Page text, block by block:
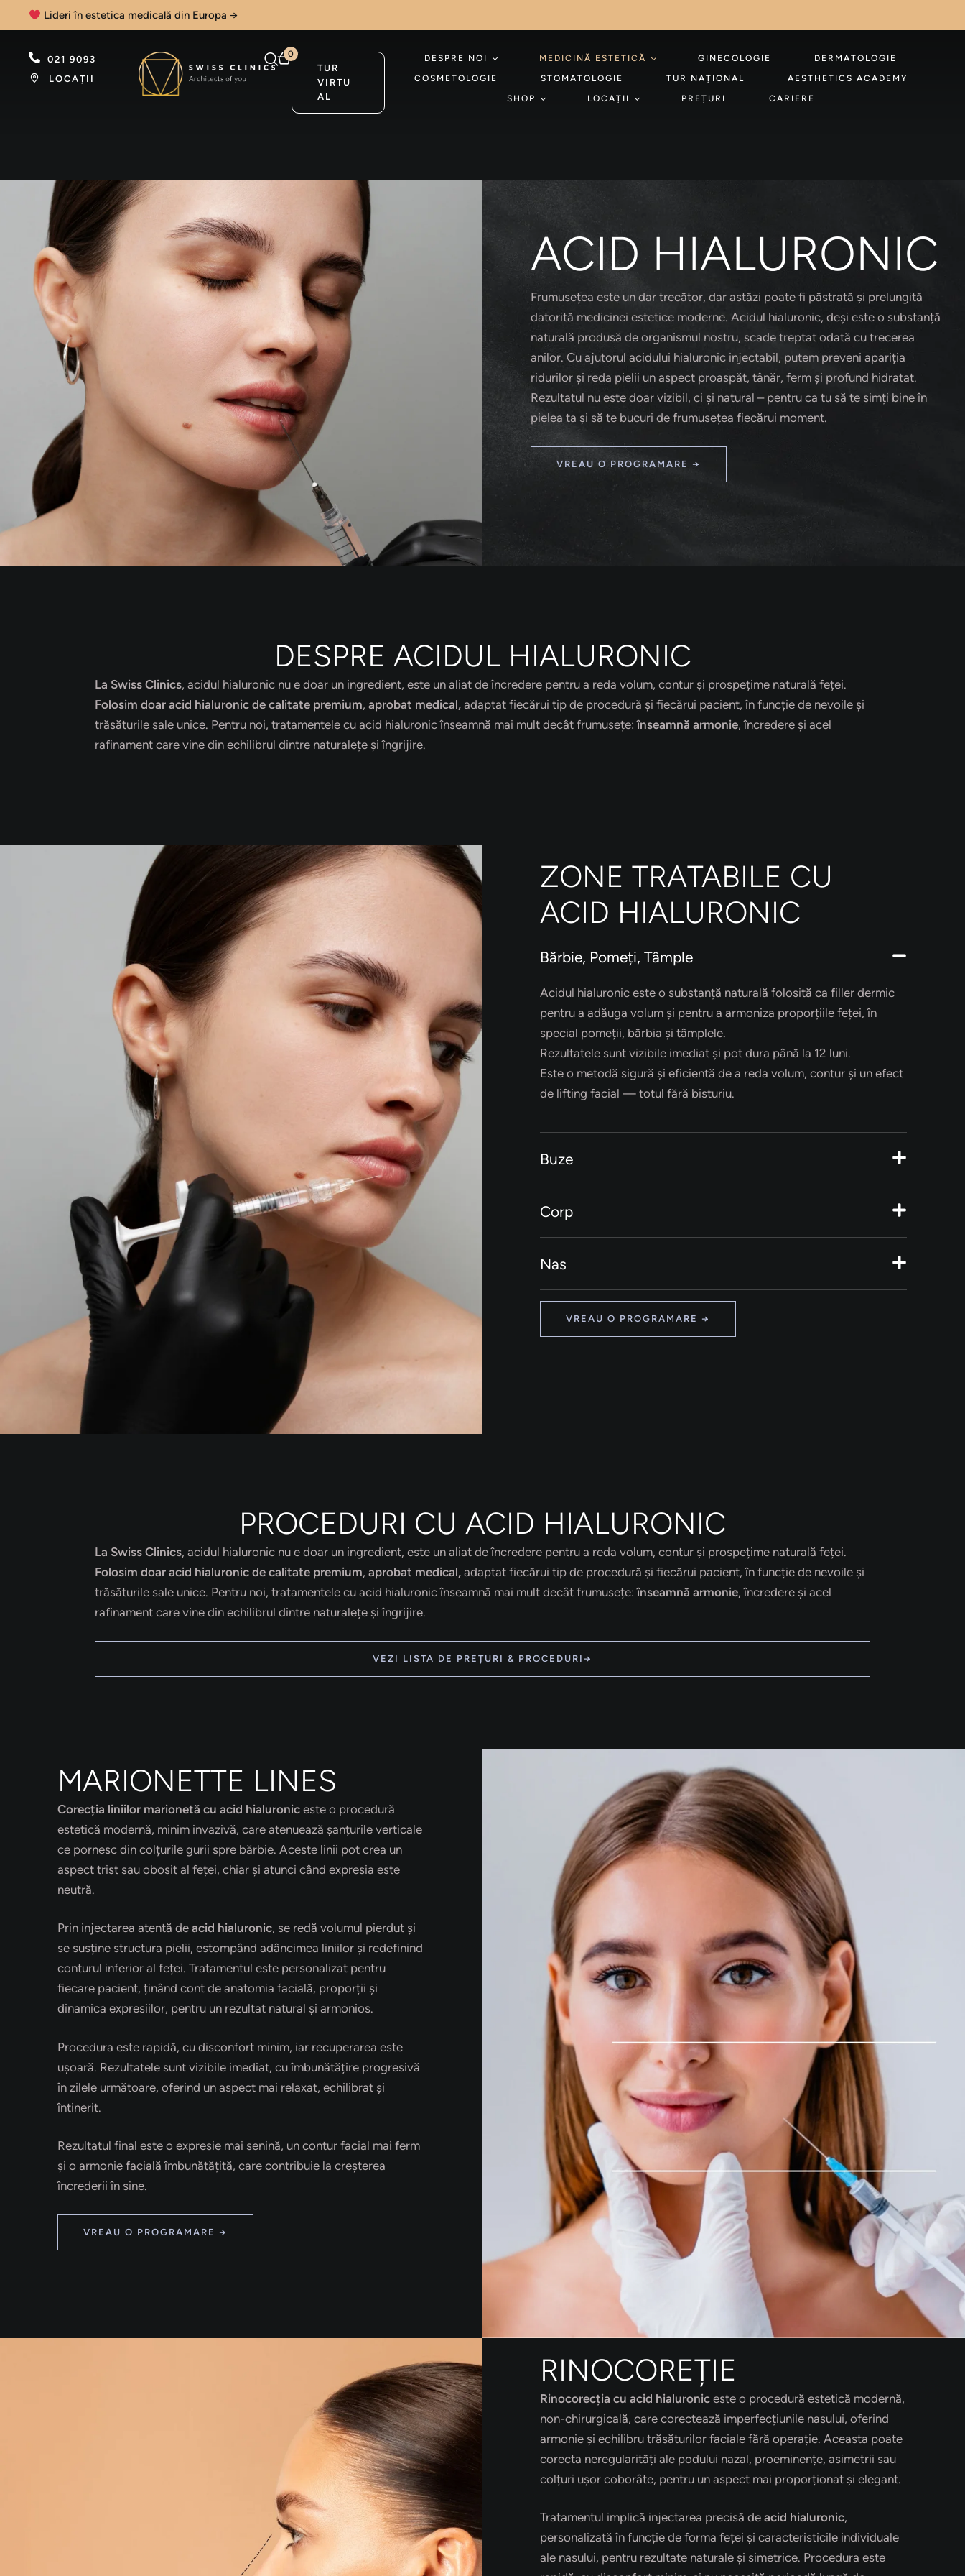
Lideri în estetica medicală din Europa →
021 9093
LOCAȚII
0
TUR
VIRTU
AL
DESPRE NOI MEDICINĂ ESTETICĂ GINECOLOGIE
DERMATOLOGIE
COSMETOLOGIE
STOMATOLOGIE TUR NAȚIONAL
AESTHETICS ACADEMY
SHOP
LOCAȚII PREȚURI CARIERE
ACID HIALURONIC
Frumusețea este un dar trecător, dar astăzi poate fi păstrată și prelungită
datorită medicinei estetice moderne. Acidul hialuronic, deși este o substanță
naturală produsă de organismul nostru, scade treptat odată cu trecerea
anilor. Cu ajutorul acidului hialuronic injectabil, putem preveni apariția
ridurilor și reda pielii un aspect proaspăt, tânăr, ferm și profund hidratat.
Rezultatul nu este doar vizibil, ci și natural – pentru ca tu să te simți bine în
pielea ta și să te bucuri de frumusețea fiecărui moment.
VREAU O PROGRAMARE →
DESPRE ACIDUL HIALURONIC
La Swiss Clinics, acidul hialuronic nu e doar un ingredient, este un aliat de încredere pentru a reda volum, contur și prospețime naturală feței.
Folosim doar acid hialuronic de calitate premium, aprobat medical, adaptat fiecărui tip de procedură și fiecărui pacient, în funcție de nevoile și
trăsăturile sale unice. Pentru noi, tratamentele cu acid hialuronic înseamnă mai mult decât frumusețe:înseamnă armonie, încredere și acel
rafinament care vine din echilibrul dintre naturalețe și îngrijire.
ZONE TRATABILE CU
ACID HIALURONIC
Bărbie, Pomeți, Tâmple
Acidul hialuronic este o substanță naturală folosită ca filler dermic
pentru a adăuga volum și pentru a armoniza proporțiile feței, în
special pomeții, bărbia și tâmplele.
Rezultatele sunt vizibile imediat și pot dura până la 12 luni.
Este o metodă sigură și eficientă de a reda volum, contur și un efect
de lifting facial — totul fără bisturiu.
Buze
Corp
Nas
VREAU O PROGRAMARE →
PROCEDURI CU ACID HIALURONIC
La Swiss Clinics, acidul hialuronic nu e doar un ingredient, este un aliat de încredere pentru a reda volum, contur și prospețime naturală feței.
Folosim doar acid hialuronic de calitate premium, aprobat medical, adaptat fiecărui tip de procedură și fiecărui pacient, în funcție de nevoile și
trăsăturile sale unice. Pentru noi, tratamentele cu acid hialuronic înseamnă mai mult decât frumusețe:înseamnă armonie, încredere și acel
rafinament care vine din echilibrul dintre naturalețe și îngrijire.
VEZI LISTA DE PREȚURI & PROCEDURI→
MARIONETTE LINES
Corecția liniilor marionetă cu acid hialuronic este o procedură
estetică modernă, minim invazivă, care atenuează șanțurile verticale
ce pornesc din colțurile gurii spre bărbie. Aceste linii pot crea un
aspect trist sau obosit al feței, chiar și atunci când expresia este
neutră.
Prin injectarea atentă de acid hialuronic, se redă volumul pierdut și
se susține structura pielii, estompând adâncimea liniilor și redefinind
conturul inferior al feței. Tratamentul este personalizat pentru
fiecare pacient, ținând cont de anatomia facială, proporții și
dinamica expresiilor, pentru un rezultat natural și armonios.
Procedura este rapidă, cu disconfort minim, iar recuperarea este
ușoară. Rezultatele sunt vizibile imediat, cu îmbunătățire progresivă
în zilele următoare, oferind un aspect mai relaxat, echilibrat și
întinerit.
Rezultatul final este o expresie mai senină, un contur facial mai ferm
și o armonie facială îmbunătățită, care contribuie la creșterea
încrederii în sine.
VREAU O PROGRAMARE →
RINOCOREȚIE
Rinocorecția cu acid hialuronic este o procedură estetică modernă,
non-chirurgicală, care corectează imperfecțiunile nasului, oferind
armonie și echilibru trăsăturilor faciale fără operație. Aceasta poate
corecta neregularități ale podului nazal, proeminențe, asimetrii sau
colțuri ușor coborâte, pentru un aspect mai proporționat și elegant.
Tratamentul implică injectarea precisă de acid hialuronic,
personalizată în funcție de forma feței și caracteristicile individuale
ale nasului, pentru rezultate naturale și simetrice. Procedura este